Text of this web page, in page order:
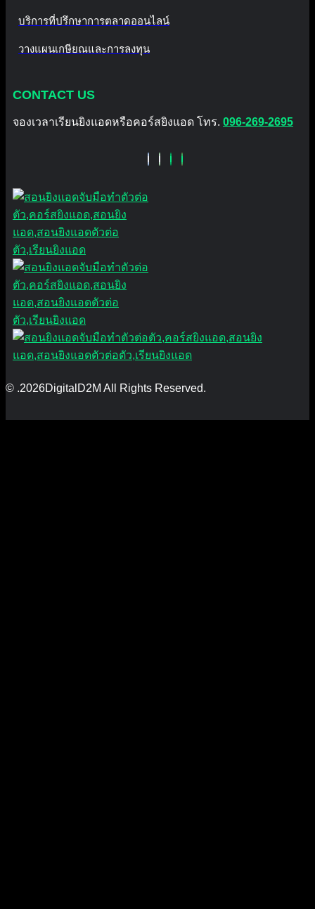
บริการที่ปรึกษาการตลาดออนไลน์
วางแผนเกษียณและการลงทุน
CONTACT US
จองเวลาเรียนยิงแอดหรือคอร์สยิงแอด โทร. 096-269-2695
© .2026DigitalD2M All Rights Reserved.